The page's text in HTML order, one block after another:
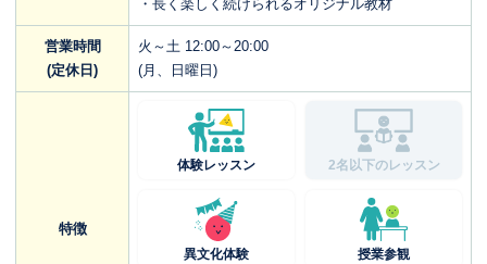
・長く楽しく続けられるオリジナル教材
営業時間
(定休日)
火～土 12:00～20:00
(月、日曜日)
特徴
体験レッスン 2名以下のレッスン
異文化体験 授業参観